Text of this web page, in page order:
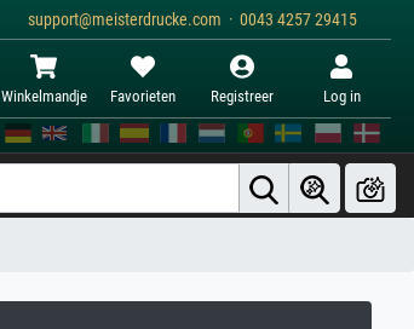
support@meisterdrucke.com · 0043 4257 29415
Winkelmandje Favorieten Registreer Log in